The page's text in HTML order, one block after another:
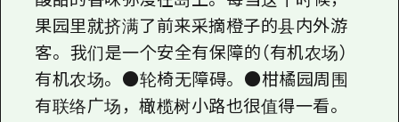
果园里就挤满了前来采摘橙子的县内外游
客。 我们是一个安全有保障的（有机农场）
有机农场。 ●轮椅无障碍。 ●柑橘园周围
有联络广场，橄榄树小路也很值得一看。